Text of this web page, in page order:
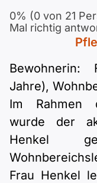
ÖIF
Polnisch
A1 ÖIF
A2 Goethe
B1 Beruf
B1 telc
B1 Goethe
B1 ÖIF
B1 ÖSD
B2 Beruf
B2 telc
B2 Goethe
B2 Pflege (telc)
Webinare
Mehr Tools
Online-Kurse
Spiele
0% (0 von 21
Mal richtig
Jahre),
Im Rahmen
wurde der
Henkel
Frau Henkel